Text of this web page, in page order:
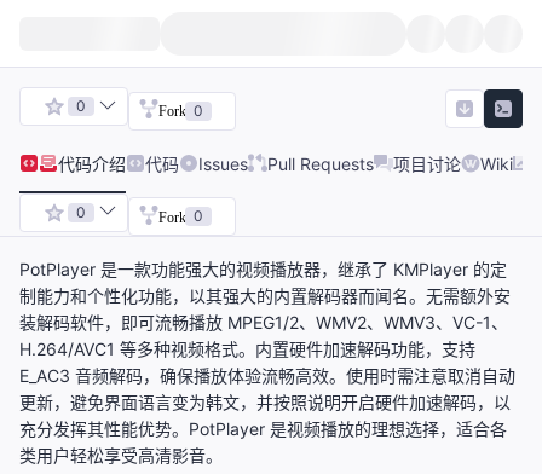
0 Fork 0
代码介绍 代码 Issues Pull Requests 项目讨论 Wiki
0 Fork 0
PotPlayer 是一款功能强大的视频播放器，继承了 KMPlayer 的定
制能力和个性化功能，以其强大的内置解码器而闻名。无需额外安
装解码软件，即可流畅播放 MPEG1/2、WMV2、WMV3、VC-1、
H.264/AVC1 等多种视频格式。内置硬件加速解码功能，支持
E_AC3 音频解码，确保播放体验流畅高效。使用时需注意取消自动
更新，避免界面语言变为韩文，并按照说明开启硬件加速解码，以
充分发挥其性能优势。PotPlayer 是视频播放的理想选择，适合各
类用户轻松享受高清影音。